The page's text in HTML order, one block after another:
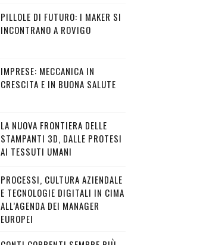
PILLOLE DI FUTURO: I MAKER SI
INCONTRANO A ROVIGO
IMPRESE: MECCANICA IN
CRESCITA E IN BUONA SALUTE
LA NUOVA FRONTIERA DELLE
STAMPANTI 3D, DALLE PROTESI
AI TESSUTI UMANI
PROCESSI, CULTURA AZIENDALE
E TECNOLOGIE DIGITALI IN CIMA
ALL’AGENDA DEI MANAGER
EUROPEI